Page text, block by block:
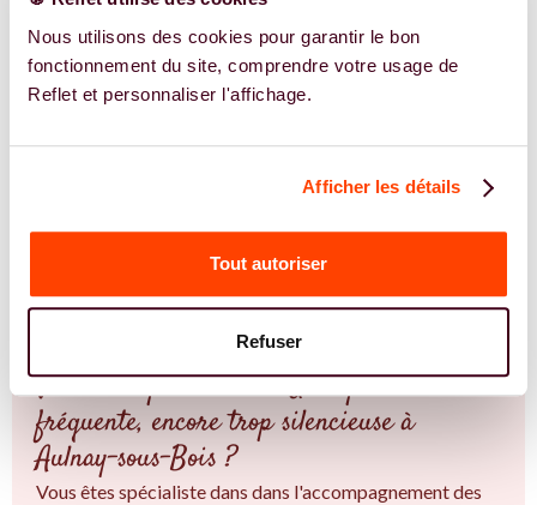
Nous utilisons des cookies pour garantir le bon
fonctionnement du site, comprendre votre usage de
Reflet et personnaliser l'affichage.
Afficher les détails
Tout autoriser
Refuser
traiter votre santé de manière intégrative pour la fausse
couche.
Avec Reflet, trouver les expertes en fausse couche près de
chez vous à Aulnay-sous-Bois et en Île-de-France, et
JE TROUVE UN SPÉCIALISTE
REJOIGNEZ NOS EXPERT.E.S
Vous êtes spécialiste en Une épreuve
fréquente, encore trop silencieuse à
Aulnay-sous-Bois ?
Vous êtes spécialiste dans dans l'accompagnement des